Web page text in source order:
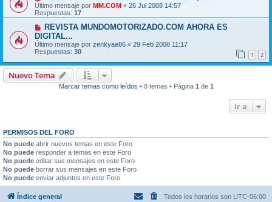
Último mensaje por MM.COM « 26 Jul 2008 14:57
Respuestas: 17
REVISTA MUNDOMOTORIZADO.COM AHORA ES
DIGITAL...
Último mensaje por zenkyae86 « 29 Feb 2008 11:17
Respuestas: 30 1 2
Nuevo Tema
Marcar temas como leídos • 8 temas • Página 1 de 1
Ir a
PERMISOS DEL FORO
No puede abrir nuevos temas en este Foro
No puede responder a temas en este Foro
No puede editar sus mensajes en este Foro
No puede borrar sus mensajes en este Foro
No puede enviar adjuntos en este Foro
Índice general Todos los horarios son UTC-06:00